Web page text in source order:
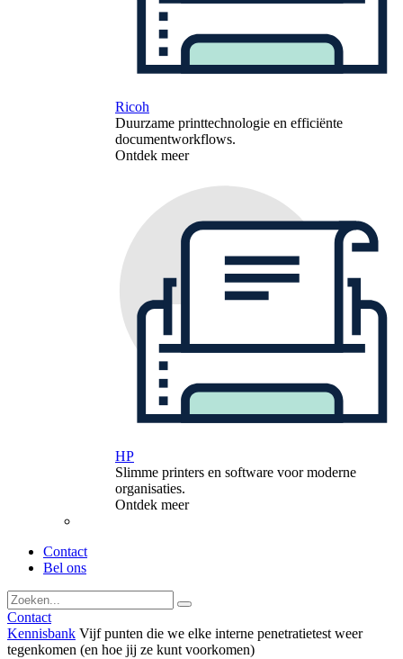
Ricoh
Duurzame printtechnologie en efficiënte
documentworkflows.
Ontdek meer
HP
Slimme printers en software voor moderne
organisaties.
Ontdek meer
Contact
Bel ons
Contact
Kennisbank Vijf punten die we elke interne penetratietest weer
tegenkomen (en hoe jij ze kunt voorkomen)